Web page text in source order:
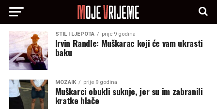
STIL I LJEPOTA prije 9 godina
Irvin Randle: Muškarac koji će vam ukrasti
baku
MOZAIK prije 9 godina
Muškarci obukli suknje, jer su im zabranili
kratke hlače